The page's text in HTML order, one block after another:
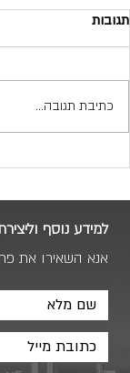
דירה חדשה
תגובות
כתיבת תגובה...
למידע נוסף
אנא השאירו את